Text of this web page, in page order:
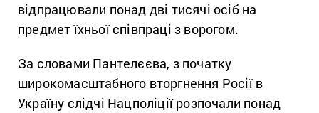
відпрацювали понад дві тисячі осіб на
предмет їхньої співпраці з ворогом.
За словами Пантелєєва, з початку
широкомасштабного вторгнення Росії в
Україну слідчі Нацполіції розпочали понад